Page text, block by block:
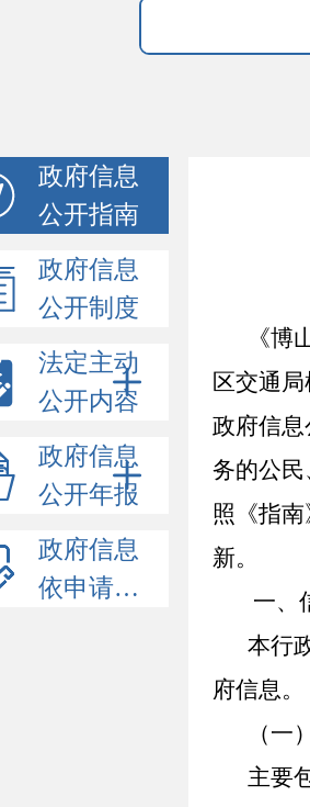
政府信息
公开指南
政府信息
公开制度
法定主动
公开内容
政府信息
公开年报
政府信息
依申请公开
《
区交通
政府信
务的公
照《指
新。
一、
本行
府信息。
（一
主要